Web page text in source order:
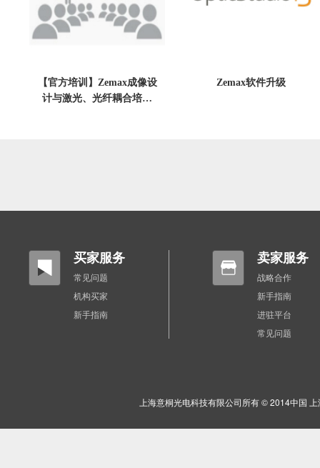
【官方培训】Zemax成像设
计与激光、光纤耦合培训
Zemax软件升级
买家服务
常见问题
机构买家
新手指南
卖家服务
战略合作
新手指南
进驻平台
常见问题
上海意桐光电科技有限公司所有 © 2014中国